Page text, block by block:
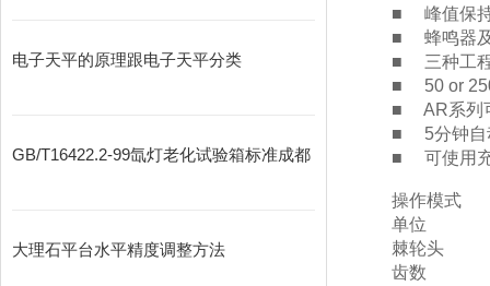
电子天平的原理跟电子天平分类
GB/T16422.2-99氙灯老化试验箱标准成都
大理石平台水平精度调整方法
■ 峰值保持
■ 蜂鸣器及
■ 三种工程
■ 50 or
■ AR系列
■ 5分钟自
■ 可使用
操作模式
单位
棘轮头
齿数